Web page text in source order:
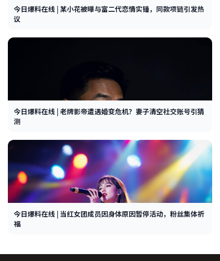
今日爆料在线 | 某小花被曝与富二代恋情实锤，同款项链引发热
议
今日爆料在线 | 老牌影帝遭遇婚变危机？妻子清空社交账号引猜
测
今日爆料在线 | 当红女团成员因身体原因暂停活动，粉丝集体祈
福